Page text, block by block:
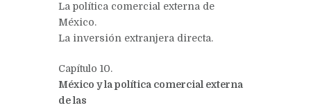
La política comercial externa de
México.
La inversión extranjera directa.
Capítulo 10.
México y la política comercial externa
de las